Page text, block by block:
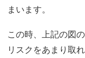
まいます。
この時、上記の図
リスクをあまり取